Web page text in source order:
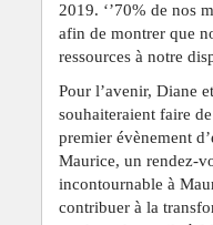
2019. ‘’70% de nos
afin de montrer que
ressources à notre
Pour l’avenir, Diane
souhaiteraient faire
premier évènement
Maurice, un rendez-
incontournable à
contribuer à la